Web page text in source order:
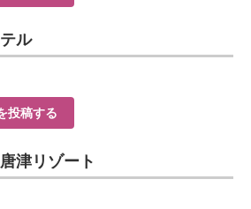
ル
投稿する
津リゾート